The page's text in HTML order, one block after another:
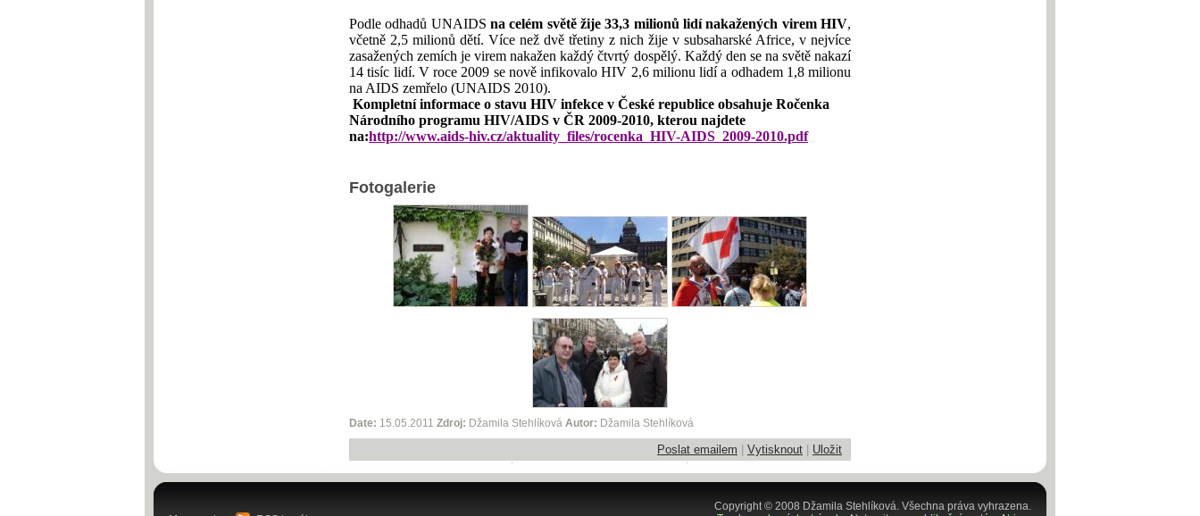
Podle odhadů UNAIDS na celém světě žije 33,3 milionů lidí nakažených virem HIV,
včetně 2,5 milionů dětí. Více než dvě třetiny z nich žije v subsaharské Africe, v nejvíce
zasažených zemích je virem nakažen každý čtvrtý dospělý. Každý den se na světě nakazí
14 tisíc lidí. V roce 2009 se nově infikovalo HIV 2,6 milionu lidí a odhadem 1,8 milionu
na AIDS zemřelo (UNAIDS 2010).
Kompletní informace o stavu HIV infekce v České republice obsahuje Ročenka
Národního programu HIV/AIDS v ČR 2009-2010, kterou najdete
na:http://www.aids-hiv.cz/aktuality_files/rocenka_HIV-AIDS_2009-2010.pdf
Fotogalerie
Date: 15.05.2011 Zdroj: Džamila Stehlíková Autor: Džamila Stehlíková
Poslat emailem Vytisknout Uložit
Copyright © 2008 Džamila Stehlíková. Všechna práva vyhrazena.